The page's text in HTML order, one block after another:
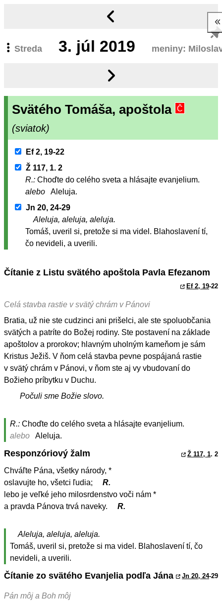
Streda 3. júl 2019 meniny:
Svätého Tomáša, apoštola Č
(sviatok)
Ef 2, 19-22
Ž 117, 1. 2
R.: Choďte do celého sveta a hlásajte evanjelium.
alebo
Aleluja.
Jn 20, 24-29
Aleluja, aleluja, aleluja.
Tomáš, uveril si, pretože si ma videl. Blahoslavení tí,
čo nevideli, a uverili.
Čítanie z Listu svätého apoštola Pavla Efezanom
Ef 2, 19-22
Celá stavba rastie v svätý chrám v Pánovi
Bratia, už nie ste cudzinci ani prišelci, ale ste spoluobčania
svätých a patríte do Božej rodiny. Ste postavení na základe
apoštolov a prorokov; hlavným uholným kameňom je sám
Kristus Ježiš. V ňom celá stavba pevne pospájaná rastie
v svätý chrám v Pánovi, v ňom ste aj vy vbudovaní do
Božieho príbytku v Duchu.
Počuli sme Božie slovo.
R.: Choďte do celého sveta a hlásajte evanjelium.
alebo
Aleluja.
Responzóriový žalm Ž 117, 1. 2
Chváľte Pána, všetky národy, *
oslavujte ho, všetci ľudia;
R.
lebo je veľké jeho milosrdenstvo voči nám *
a pravda Pánova trvá naveky.
R.
Aleluja, aleluja, aleluja.
Tomáš, uveril si, pretože si ma videl. Blahoslavení tí, čo
nevideli, a uverili.
Čítanie zo svätého Evanjelia podľa Jána Jn 20, 24-29
Pán môj a Boh môj